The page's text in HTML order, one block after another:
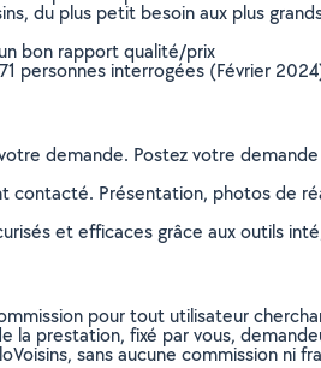
du plus petit besoin aux plus
bon rapport qualité/prix
personnes interrogées (Février
demande. Postez votre
Présentation, photos de
et efficaces grâce aux outils
pour tout utilisateur
prestation, fixé par vous,
sans aucune commission ni